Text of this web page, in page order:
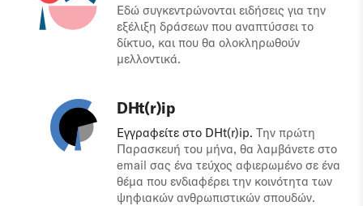
Εδώ συγκεντρώνονται ειδήσεις για την
εξέλιξη δράσεων που αναπτύσσει το
δίκτυο, και που θα ολοκληρωθούν
μελλοντικά.
DHt(r)ip
Εγγραφείτε στο DHt(r)ip. Την πρώτη
Παρασκευή του μήνα, θα λαμβάνετε στο
email σας ένα τεύχος αφιερωμένο σε ένα
θέμα που ενδιαφέρει την κοινότητα των
ψηφιακών ανθρωπιστικών σπουδών.